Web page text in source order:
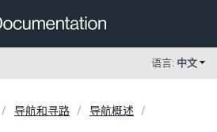
语言: 中文
导航和寻路
导航概述